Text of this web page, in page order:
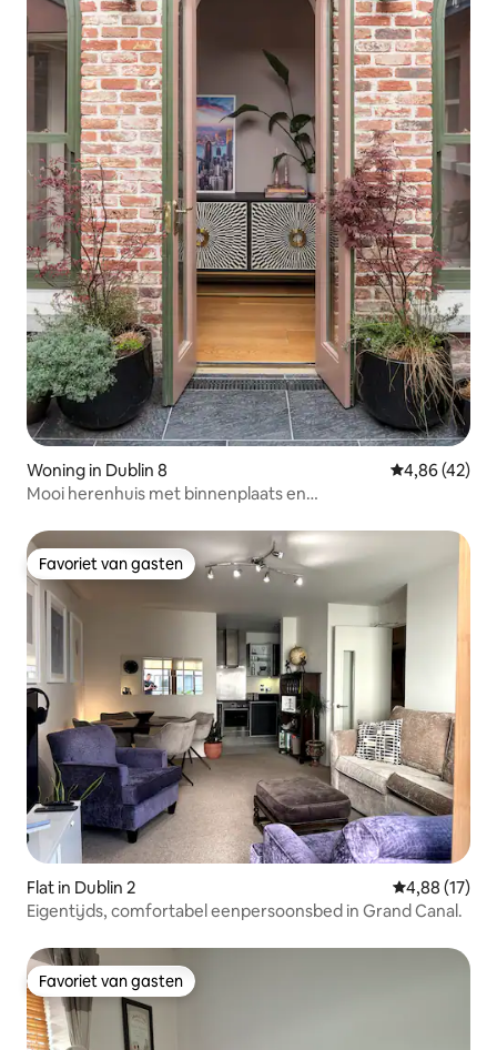
Woning in Dublin 8 Gemiddelde
4,86 (42)
Mooi herenhuis met binnenplaats en
Favoriet van gasten
Favoriet van gasten
Flat in Dublin 2 Gemiddelde
4,88 (17)
Eigentijds, comfortabel eenpersoonsbed in Grand Canal.
Favoriet van gasten
Favoriet van gasten